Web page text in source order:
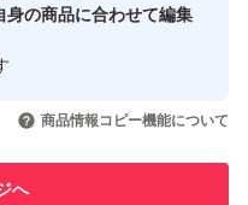
を完了させた実績があります
取引実績があります
身の商品に合わせて編集
商品情報コピー機能について
へ